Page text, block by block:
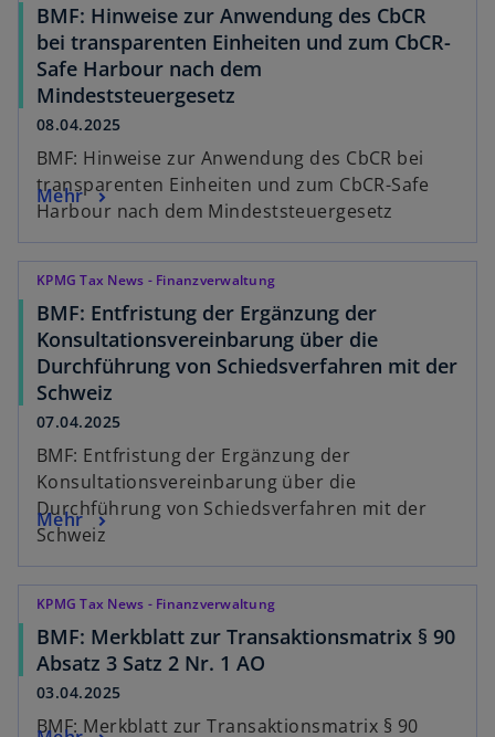
BMF: Hinweise zur Anwendung des CbCR
bei transparenten Einheiten und zum CbCR-
Safe Harbour nach dem
Mindeststeuergesetz
08.04.2025
BMF: Hinweise zur Anwendung des CbCR bei
transparenten Einheiten und zum CbCR-Safe
Harbour nach dem Mindeststeuergesetz
Mehr
KPMG Tax News - Finanzverwaltung
BMF: Entfristung der Ergänzung der
Konsultationsvereinbarung über die
Durchführung von Schiedsverfahren mit der
Schweiz
07.04.2025
BMF: Entfristung der Ergänzung der
Konsultationsvereinbarung über die
Durchführung von Schiedsverfahren mit der
Schweiz
Mehr
KPMG Tax News - Finanzverwaltung
BMF: Merkblatt zur Transaktionsmatrix § 90
Absatz 3 Satz 2 Nr. 1 AO
03.04.2025
BMF: Merkblatt zur Transaktionsmatrix § 90